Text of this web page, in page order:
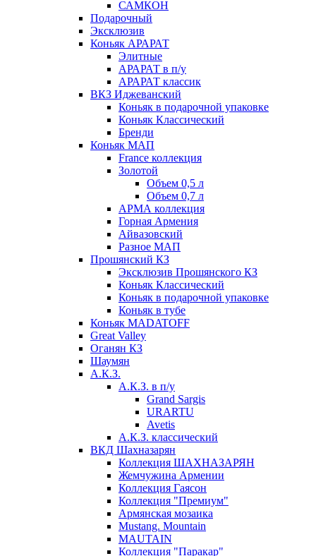
САМКОН
Подарочный
Эксклюзив
Коньяк АРАРАТ
Элитные
АРАРАТ в п/у
АРАРАТ классик
ВКЗ Иджеванский
Коньяк в подарочной упаковке
Коньяк Классический
Бренди
Коньяк МАП
France коллекция
Золотой
Объем 0,5 л
Объем 0,7 л
АРМА коллекция
Горная Армения
Айвазовский
Разное МАП
Прошянский КЗ
Эксклюзив Прошянского КЗ
Коньяк Классический
Коньяк в подарочной упаковке
Коньяк в тубе
Коньяк MADATOFF
Great Valley
Оганян КЗ
Шаумян
А.К.З.
А.К.З. в п/у
Grand Sargis
URARTU
Avetis
А.К.З. классический
ВКД Шахназарян
Коллекция ШАХНАЗАРЯН
Жемчужина Армении
Коллекция Гаясон
Коллекция "Премиум"
Армянская мозаика
Mustang. Mountain
MAUTAIN
Коллекция "Паракар"